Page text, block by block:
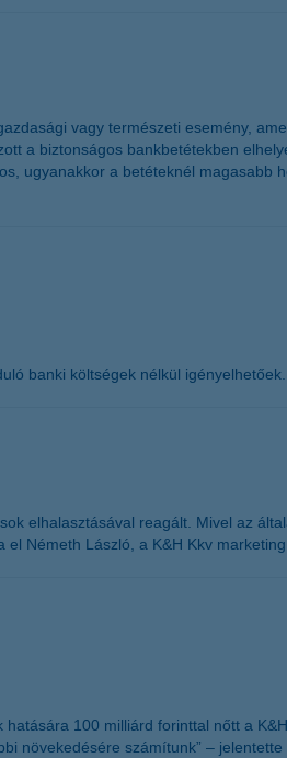
vagy természeti esemény,
a biztonságos bankbetétekben
ugyanakkor a betéteknél magasabb
banki költségek nélkül igényelhetőek.
elhalasztásával reagált. Mivel az
Németh László, a K&H Kkv marketing
100 milliárd forinttal nőtt a
növekedésére számítunk” –